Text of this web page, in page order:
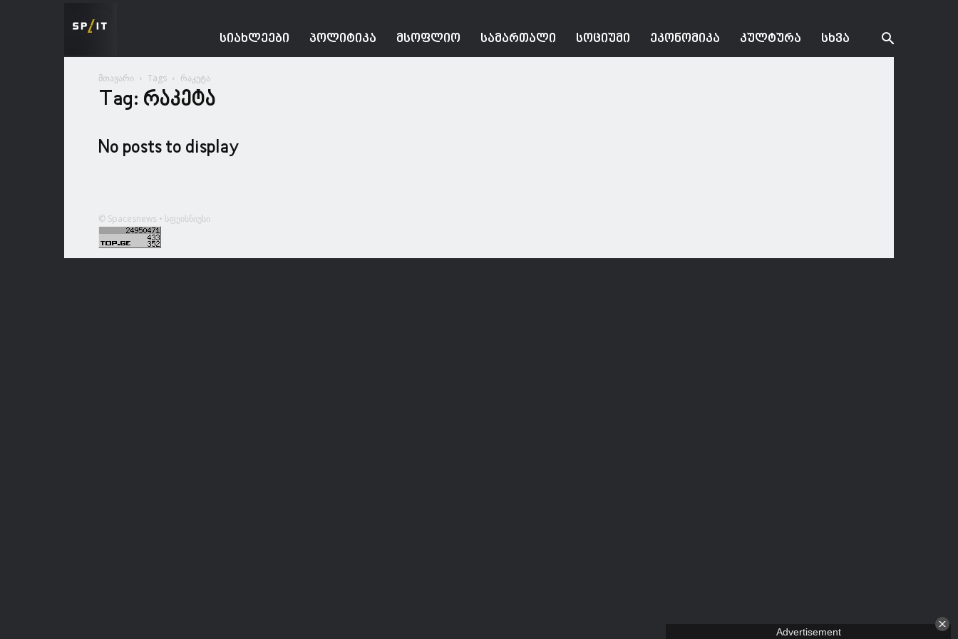
ᲡᲘᲐᲮᲚᲔᲔᲑᲘ ᲞᲝᲚᲘᲢᲘᲙᲐ ᲛᲡᲝᲤᲚᲘᲝ ᲡᲐᲛᲐᲠᲗᲐᲚᲘ ᲡᲝᲪᲘᲣᲛᲘ ᲔᲙᲝᲜᲝᲛᲘᲙᲐ ᲙᲣᲚᲢᲣᲠᲐ ᲡᲮᲕᲐ
მთავარი Tags რაკეტა
Tag: რაკეტა
No posts to display
© Spacesnews • სფეისნიუსი